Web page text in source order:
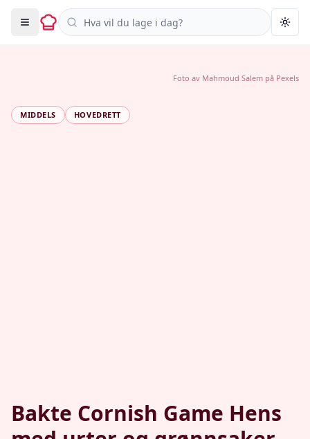
Søk i oppskrifter
MIDDELS HOVEDRETT
Bakte Cornish Game Hens
Foto av Mahmoud Salem på Pexels